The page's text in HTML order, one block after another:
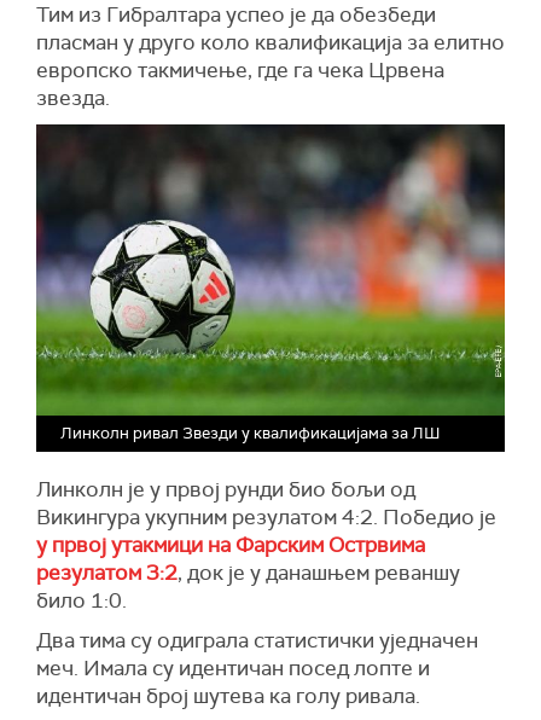
Тим из Гибралтара успео је да обезбеди
пласман у друго коло квалификација за елитно
европско такмичење, где га чека Црвена
звезда.
Линколн ривал Звезди у квалификацијама за ЛШ
Линколн је у првој рунди био бољи од
Викингура укупним резулатом 4:2. Победио је
у првој утакмици на Фарским Острвима
резулатом 3:2, док је у данашњем реваншу
било 1:0.
Два тима су одиграла статистички уједначен
меч. Имала су идентичан посед лопте и
идентичан број шутева ка голу ривала.